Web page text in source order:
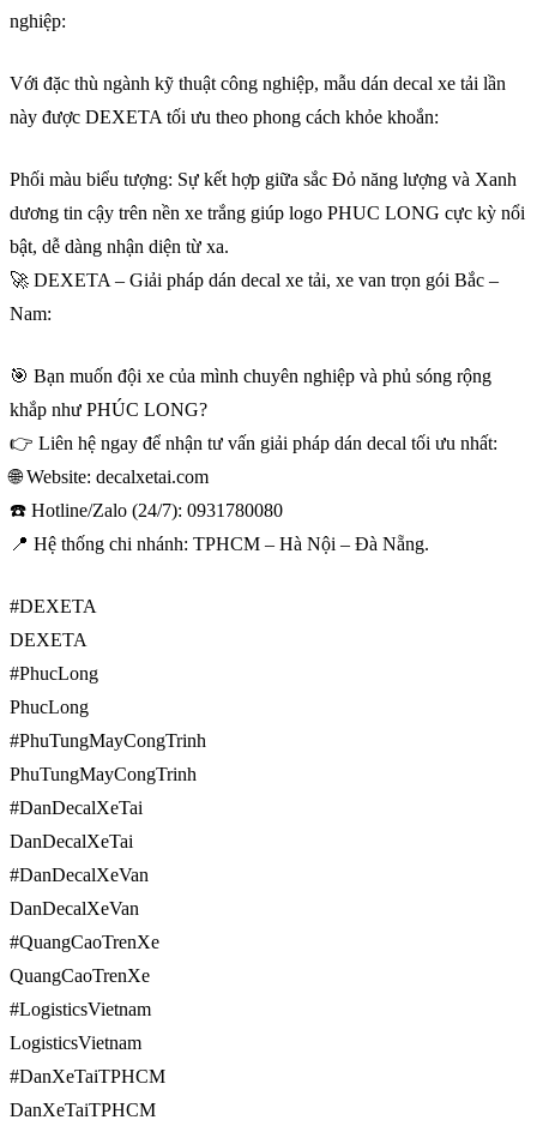
nghiệp:
Với đặc thù ngành kỹ thuật công nghiệp, mẫu dán decal xe tải lần
này được DEXETA tối ưu theo phong cách khỏe khoắn:
Phối màu biểu tượng: Sự kết hợp giữa sắc Đỏ năng lượng và Xanh
dương tin cậy trên nền xe trắng giúp logo PHUC LONG cực kỳ nổi
bật, dễ dàng nhận diện từ xa.
🚀 DEXETA – Giải pháp dán decal xe tải, xe van trọn gói Bắc –
Nam:
🎯 Bạn muốn đội xe của mình chuyên nghiệp và phủ sóng rộng
khắp như PHÚC LONG?
👉 Liên hệ ngay để nhận tư vấn giải pháp dán decal tối ưu nhất:
🌐 Website: decalxetai.com
☎️ Hotline/Zalo (24/7): 0931780080
📍 Hệ thống chi nhánh: TPHCM – Hà Nội – Đà Nẵng.
#DEXETA
DEXETA
#PhucLong
PhucLong
#PhuTungMayCongTrinh
PhuTungMayCongTrinh
#DanDecalXeTai
DanDecalXeTai
#DanDecalXeVan
DanDecalXeVan
#QuangCaoTrenXe
QuangCaoTrenXe
#LogisticsVietnam
LogisticsVietnam
#DanXeTaiTPHCM
DanXeTaiTPHCM